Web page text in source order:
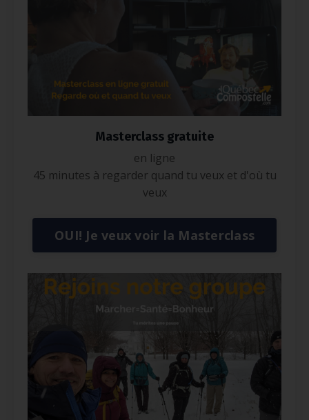
Masterclass gratuite
en ligne
45 minutes à regarder quand tu veux et d'où tu
veux
OUI! Je veux voir la Masterclass